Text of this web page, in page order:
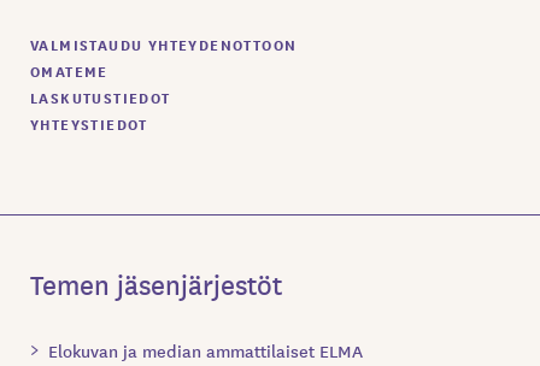
VALMISTAUDU YHTEYDENOTTOON
OMATEME
LASKUTUSTIEDOT
YHTEYSTIEDOT
Temen jäsenjärjestöt
Elokuvan ja median ammattilaiset ELMA